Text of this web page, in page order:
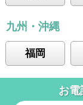
九州・沖縄
福岡
お電